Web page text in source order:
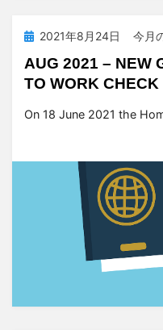
投
日:
2021年8月24日 今月
AUG 2021 – NEW
TO WORK
投稿者tsuchiya
On 18 June 2021 the